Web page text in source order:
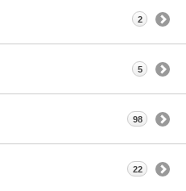
2
5
98
22